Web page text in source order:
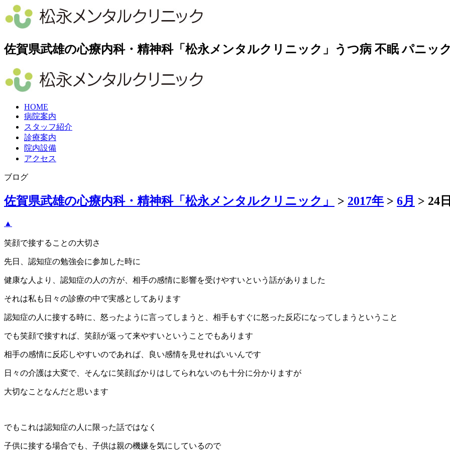
佐賀県武雄の心療内科・精神科「松永メンタルクリニック」うつ病 不眠 パニッ
HOME
病院案内
スタッフ紹介
診療案内
院内設備
アクセス
ブログ
佐賀県武雄の心療内科・精神科「松永メンタルクリニック」 > 2017年 > 6月 > 24日
▲
笑顔で接することの大切さ
先日、認知症の勉強会に参加した時に
健康な人より、認知症の人の方が、相手の感情に影響を受けやすいという話がありました
それは私も日々の診療の中で実感としてあります
認知症の人に接する時に、怒ったように言ってしまうと、相手もすぐに怒った反応になってしまうということ
でも笑顔で接すれば、笑顔が返って来やすいということでもあります
相手の感情に反応しやすいのであれば、良い感情を見せればいいんです
日々の介護は大変で、そんなに笑顔ばかりはしてられないのも十分に分かりますが
大切なことなんだと思います
でもこれは認知症の人に限った話ではなく
子供に接する場合でも、子供は親の機嫌を気にしているので